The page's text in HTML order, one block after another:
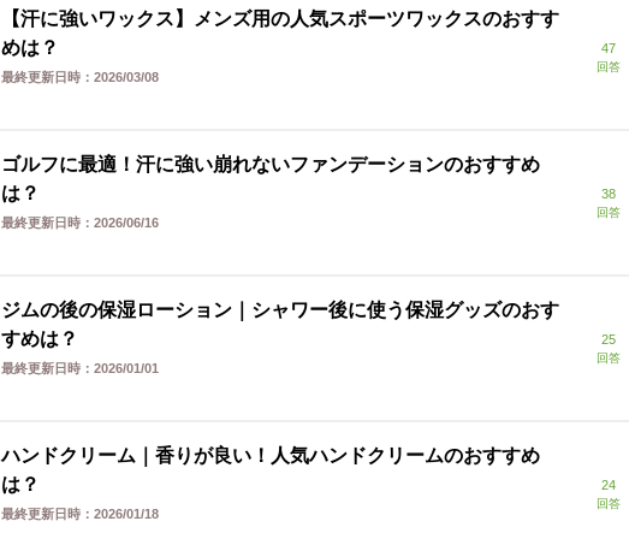
【汗に強いワックス】メンズ用の人気スポーツワックスのおすす
めは？
最終更新日時： 2026/03/08
47
回答
ゴルフに最適！汗に強い崩れないファンデーションのおすすめ
は？
最終更新日時： 2026/06/16
38
回答
ジムの後の保湿ローション｜シャワー後に使う保湿グッズのおす
すめは？
最終更新日時： 2026/01/01
25
回答
ハンドクリーム｜香りが良い！人気ハンドクリームのおすすめ
は？
最終更新日時： 2026/01/18
24
回答